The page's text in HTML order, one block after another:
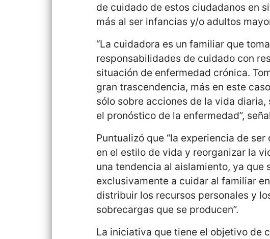
de cuidado de estos ciudadanos en
más al ser infancias y/o adultos
“La cuidadora es un familiar que
responsabilidades de cuidado con
situación de enfermedad crónica.
gran trascendencia, más en este
sólo sobre acciones de la vida
el pronóstico de la enfermedad”,
Puntualizó que “la experiencia de
en el estilo de vida y reorganizar la
una tendencia al aislamiento, ya que
exclusivamente a cuidar al familiar
distribuir los recursos personales y
sobrecargas que se producen”.
La iniciativa que tiene el objetivo de